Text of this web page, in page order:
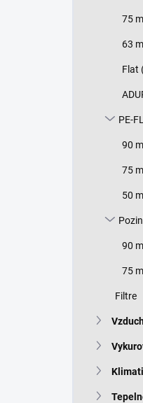
75
63
Flat
PE-
90
75
50
90
75
Filtre